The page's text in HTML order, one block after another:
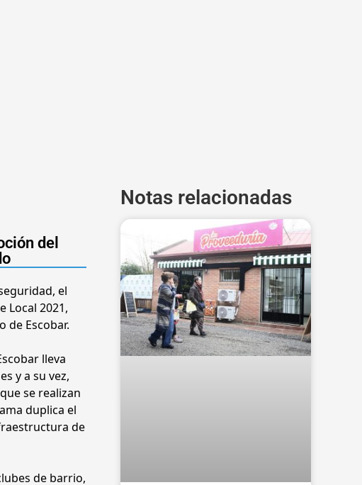
del
el
Local 2021,
de Escobar.
lleva
y a su vez,
se realizan
duplica el
de
de barrio,
Notas relacionadas